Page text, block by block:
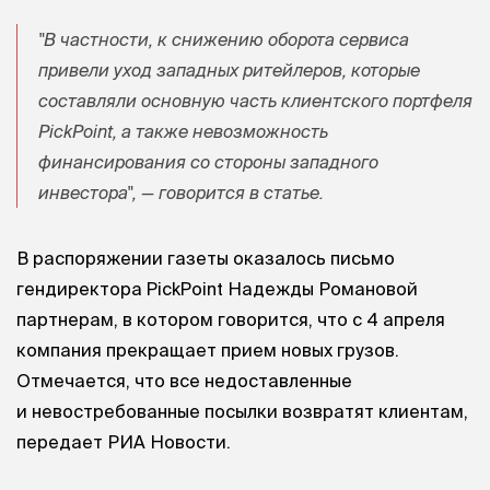
"В частности, к снижению оборота сервиса
привели уход западных ритейлеров, которые
составляли основную часть клиентского портфеля
PickPoint, а также невозможность
финансирования со стороны западного
инвестора", — говорится в статье.
В распоряжении газеты оказалось письмо
гендиректора PickPoint Надежды Романовой
партнерам, в котором говорится, что с 4 апреля
компания прекращает прием новых грузов.
Отмечается, что все недоставленные
и невостребованные посылки возвратят клиентам,
передает РИА Новости.